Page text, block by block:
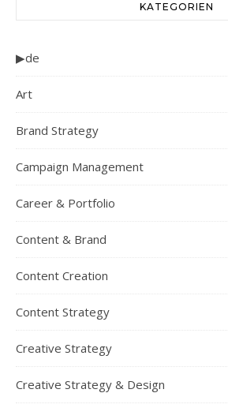
KATEGORIEN
▶de
Art
Brand Strategy
Campaign Management
Career & Portfolio
Content & Brand
Content Creation
Content Strategy
Creative Strategy
Creative Strategy & Design